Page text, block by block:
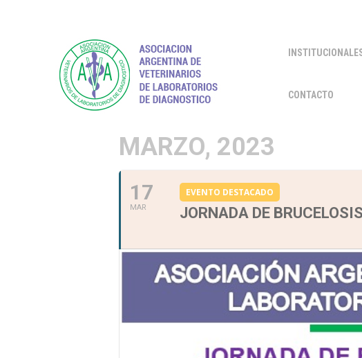
CONTACTO
MARZO, 2023
17
MAR
EVENTO DESTACADO
JORNADA DE